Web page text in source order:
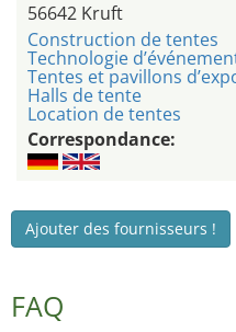
56642 Kruft
Construction de tentes
Technologie
Tentes et pavillons
Halls de tente
Location de tentes
Correspondance:
Ajouter des fournisseurs !
FAQ